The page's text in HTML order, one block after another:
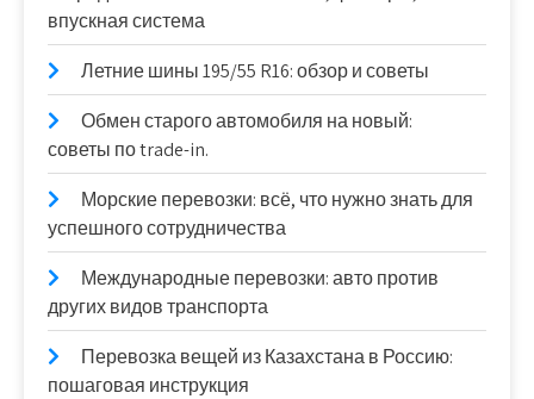
впускная система
Летние шины 195/55 R16: обзор и советы
Обмен старого автомобиля на новый:
советы по trade-in.
Морские перевозки: всё, что нужно знать для
успешного сотрудничества
Международные перевозки: авто против
других видов транспорта
Перевозка вещей из Казахстана в Россию:
пошаговая инструкция